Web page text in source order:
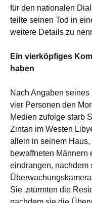
für den nationalen
teilte seinen Tod in
weitere Details zu
Ein vierköpfiges
haben
Nach Angaben
vier Personen den
Medien zufolge starb
Zintan im Westen
allein in seinem
bewaffneten Männern
eindrangen, nachdem
Sie „stürmten die